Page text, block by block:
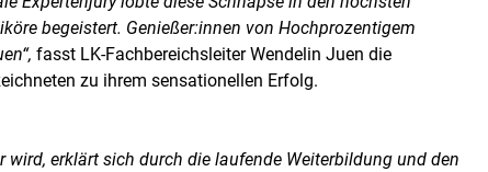
begeistert. Genießer:innen von Hochprozentigem
fasst LK-Fachbereichsleiter Wendelin Juen die
zu ihrem sensationellen Erfolg.
wird, erklärt sich durch die laufende Weiterbildung und den